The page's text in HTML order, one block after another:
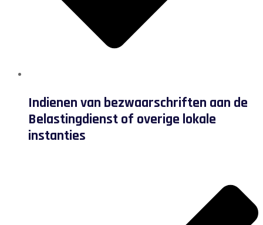
Indienen van bezwaarschriften aan de
Belastingdienst of overige lokale
instanties